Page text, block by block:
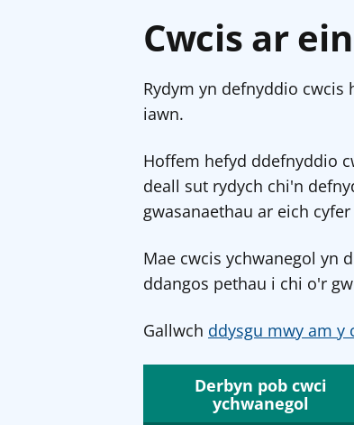
Cwcis ar
Rydym yn defnyddio
iawn.
Hoffem hefyd ddefnyddio
deall sut rydych chi'n
gwasanaethau ar eich
Mae cwcis ychwanegol yn
ddangos pethau i chi o'r
Gallwch ddysgu mwy am y
Derbyn pob cwci
ychwanegol